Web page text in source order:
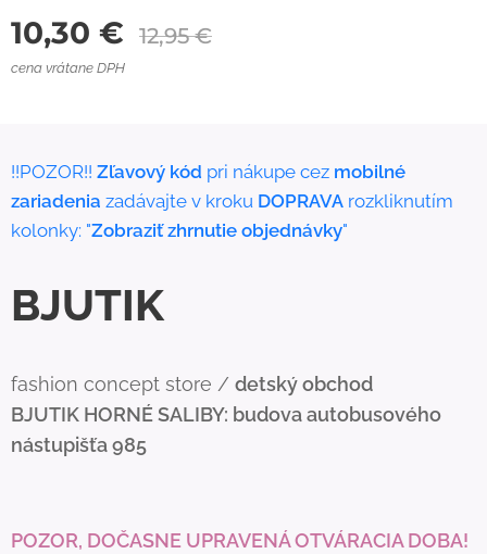
10,30 € 12,95€
cena vrátane DPH
!!POZOR!! Zľavový kód pri nákupe cez mobilné
zariadenia zadávajte v kroku DOPRAVA rozkliknutím
kolonky: "Zobraziť zhrnutie objednávky"
BJUTIK
fashion concept store / detský obchod
BJUTIK HORNÉ SALIBY: budova autobusového
nástupišťa 985
POZOR, DOČASNE UPRAVENÁ OTVÁRACIA DOBA!